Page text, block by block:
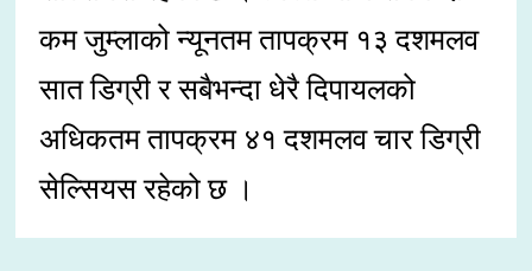
कम जुम्लाको न्यूनतम तापक्रम १३ दशमलव
सात डिग्री र सबैभन्दा धेरै दिपायलको
अधिकतम तापक्रम ४१ दशमलव चार डिग्री
सेल्सियस रहेको छ ।